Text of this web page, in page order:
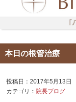
本日の根管治療
投稿日：2017年5月13日
カテゴリ： 院長ブログ